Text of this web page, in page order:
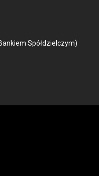
Spółdzielczym)